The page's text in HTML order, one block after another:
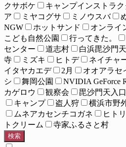
クサボケ
キャンプインストラク
ア
ミヤコグサ ミノウスバ
NGW
ホットサンド
オンライ
こども自然公園
行ってきた。
センター
道志村 白浜毘沙門天
寺
ミズキ ヒトデ ネイチャ
イタヤカエデ
2月 オオアラセ
シ
舞岡公園 NVIDIA GeForce
カゲロウ
観察会 毘沙門天入
キャンプ
盗人狩 横浜市野
ムネアカセンチコガネ
ヒト
トクリーム
寺家ふるさと村
検索